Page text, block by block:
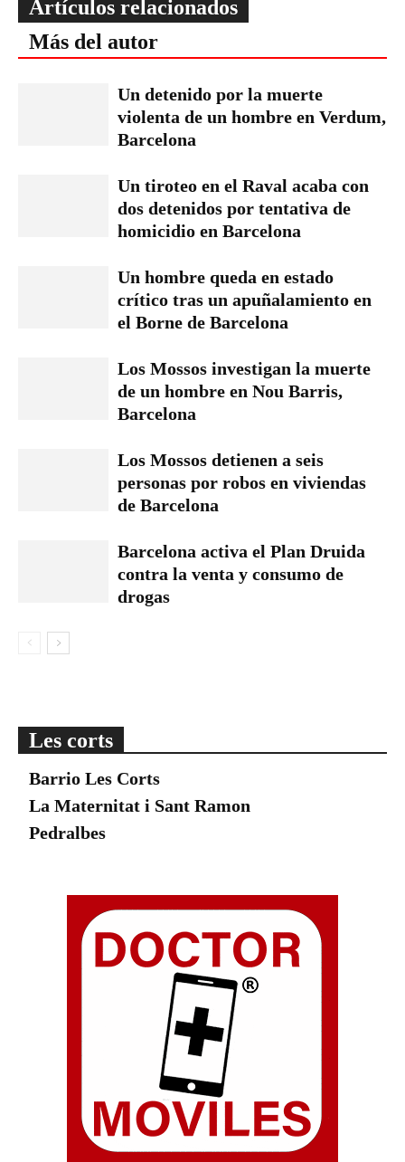
Artículos relacionados
Más del autor
Un detenido por la muerte
violenta de un hombre en Verdum,
Barcelona
Un tiroteo en el Raval acaba con
dos detenidos por tentativa de
homicidio en Barcelona
Un hombre queda en estado
crítico tras un apuñalamiento en
el Borne de Barcelona
Los Mossos investigan la muerte
de un hombre en Nou Barris,
Barcelona
Los Mossos detienen a seis
personas por robos en viviendas
de Barcelona
Barcelona activa el Plan Druida
contra la venta y consumo de
drogas
Les corts
Barrio Les Corts
La Maternitat i Sant Ramon
Pedralbes